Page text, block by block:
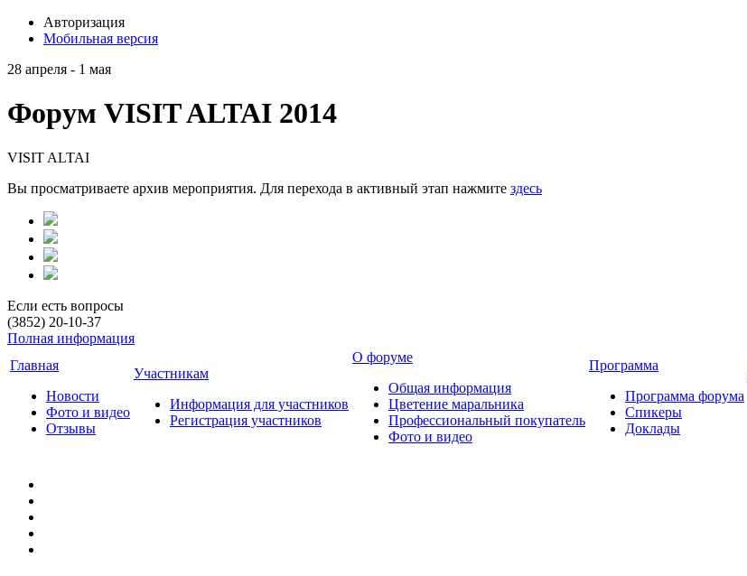
Авторизация
Мобильная версия
28 апреля - 1 мая
Форум VISIT ALTAI 2014
VISIT ALTAI
Вы просматриваете архив мероприятия. Для перехода в активный этап нажмите здесь
Если есть вопросы
(3852) 20-10-37
Полная информация
Главная
Новости
Фото и видео
Отзывы
Участникам
Информация для участников
Регистрация участников
О форуме
Общая информация
Цветение маральника
Профессиональный покупатель
Фото и видео
Программа
Программа форума
Спикеры
Доклады